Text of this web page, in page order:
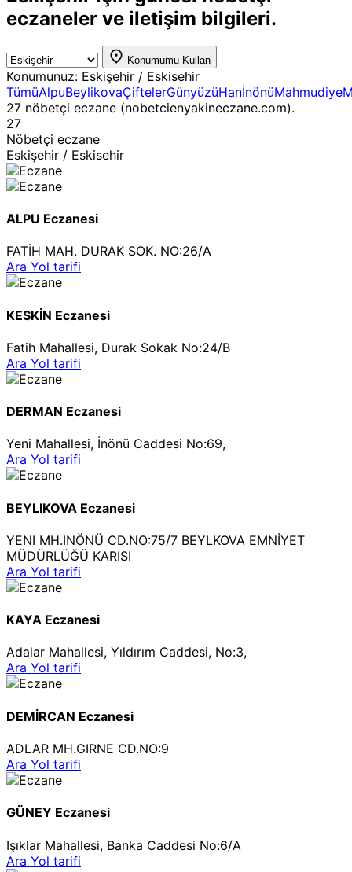
eczaneler ve iletişim bilgileri.
Konumumu Kullan
Konumunuz: Eskişehir / Eskisehir
TümüAlpuBeylikovaÇiftelerGünyüzüHanİnönüMahmudiye
27 nöbetçi eczane (nobetcienyakineczane.com).
27
Nöbetçi eczane
Eskişehir / Eskisehir
ALPU Eczanesi
FATİH MAH. DURAK SOK. NO:26/A
Ara Yol tarifi
KESKİN Eczanesi
Fatih Mahallesi, Durak Sokak No:24/B
Ara Yol tarifi
DERMAN Eczanesi
Yeni Mahallesi, İnönü Caddesi No:69,
Ara Yol tarifi
BEYLIKOVA Eczanesi
YENI MH.INÖNÜ CD.NO:75/7 BEYLKOVA EMNİYET
MÜDÜRLÜĞÜ KARISI
Ara Yol tarifi
KAYA Eczanesi
Adalar Mahallesi, Yıldırım Caddesi, No:3,
Ara Yol tarifi
DEMİRCAN Eczanesi
ADLAR MH.GIRNE CD.NO:9
Ara Yol tarifi
GÜNEY Eczanesi
Işıklar Mahallesi, Banka Caddesi No:6/A
Ara Yol tarifi